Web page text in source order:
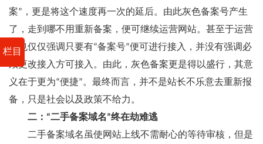
栏目
案”，更是将这个速度再一次的延后。由此灰色备案号产生
了，走到哪不用重新备案，便可继续运营网站。甚至于运营
商也仅仅强调只要有“备案号”便可进行接入，并没有强调必
须更改接入方可接入。由此，灰色备案更是得以盛行，其意
义在于更为“便捷”。最终而言，并不是站长不乐意去重新报
备，只是社会以及政策不给力。
二：“二手备案域名”终在劫难逃
二手备案域名虽使网站上线不需耐心的等待审核，但是